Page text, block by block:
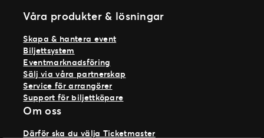
Våra produkter & lösningar
Skapa & hantera event
Biljettsystem
Eventmarknadsföring
Sälj via våra partnerskap
Service för arrangörer
Support för biljettköpare
Om oss
Därför ska du välja Ticketmaster